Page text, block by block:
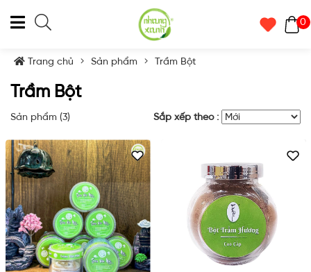
0
Trang chủ Sản phẩm Trầm Bột
Trầm Bột
Sản phẩm (3) Sắp xếp theo :